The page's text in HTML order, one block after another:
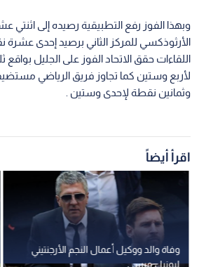
وبهذا الفوز رفع التطبيقية رصيده إلى اثنتي
الأرثوذكسي للمركز الثاني برصيد إحدى
اللقاءات حقق الاتحاد الفوز على الجليل
لأربع وستين كما تجاوز فريق الرياضي
وثمانين نقطة لإحدى وستين .
اقرأ أيضاً
وفاة والد ووكيل أعمال النجم الأرجنتيني
ليونيل ميسي